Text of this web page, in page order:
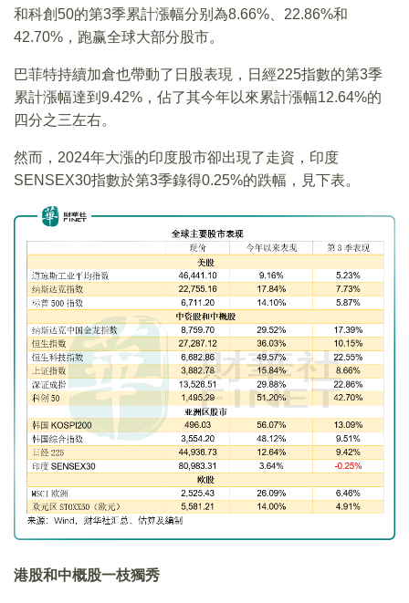
和科創50的第3季累計漲幅分别為8.66%、22.86%和
42.70%，跑赢全球大部分股市。
巴菲特持續加倉也帶動了日股表現，日經225指數的第3季
累計漲幅達到9.42%，佔了其今年以來累計漲幅12.64%的
四分之三左右。
然而，2024年大漲的印度股市卻出現了走資，印度
SENSEX30指數於第3季錄得0.25%的跌幅，見下表。
港股和中概股一枝獨秀